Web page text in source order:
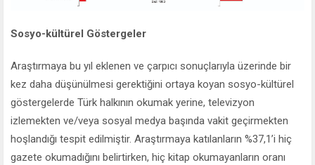
Sosyo-kültürel Göstergeler
Araştırmaya bu yıl eklenen ve çarpıcı sonuçlarıyla üzerinde bir
kez daha düşünülmesi gerektiğini ortaya koyan sosyo-kültürel
göstergelerde Türk halkının okumak yerine, televizyon
izlemekten ve/veya sosyal medya başında vakit geçirmekten
hoşlandığı tespit edilmiştir. Araştırmaya katılanların %37,1’i hiç
gazete okumadığını belirtirken, hiç kitap okumayanların oranı